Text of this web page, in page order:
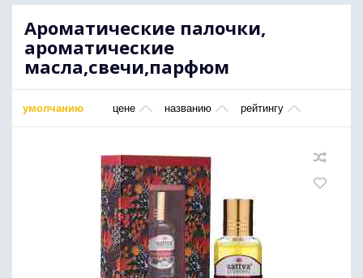
Ароматические палочки,
ароматические
масла,свечи,парфюм
умолчанию цене названию рейтингу
Диабетические Препараты
Опорно-двигательная система
Дыхательная система и ОРВИ (остро
- респираторные вирусные инфекции)
Здоровье женщины
Здоровье мужчины
Препараты для волос
Кокосовое масло